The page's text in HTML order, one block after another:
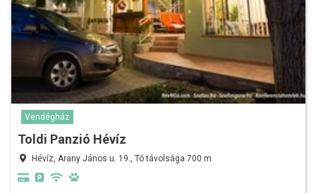
Vendégház
Toldi Panzió Hévíz
Hévíz, Arany János u. 19., Tó távolsága 700 m